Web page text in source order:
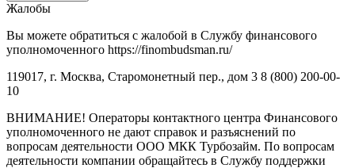
Жалобы
Вы можете обратиться с жалобой в Службу финансового
уполномоченного https://finombudsman.ru/
119017, г. Москва, Старомонетный пер., дом 3 8 (800) 200-00-
10
ВНИМАНИЕ! Операторы контактного центра Финансового
уполномоченного не дают справок и разъяснений по
вопросам деятельности ООО МКК Турбозайм. По вопросам
деятельности компании обращайтесь в Службу поддержки